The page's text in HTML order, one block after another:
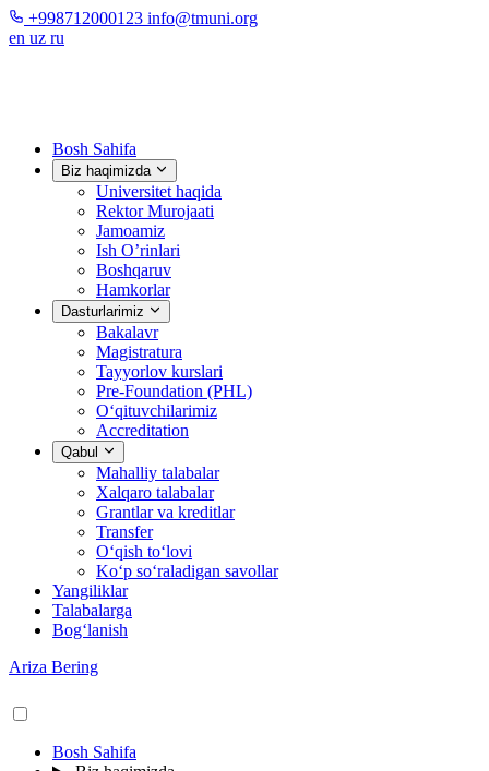
+998712000123 info@tmuni.org
en uz ru
Bosh Sahifa
Biz haqimizda
Universitet haqida
Rektor Murojaati
Jamoamiz
Ish O’rinlari
Boshqaruv
Hamkorlar
Dasturlarimiz
Bakalavr
Magistratura
Tayyorlov kurslari
Pre-Foundation (PHL)
O‘qituvchilarimiz
Accreditation
Qabul
Mahalliy talabalar
Xalqaro talabalar
Grantlar va kreditlar
Transfer
O‘qish to‘lovi
Ko‘p so‘raladigan savollar
Yangiliklar
Talabalarga
Bog‘lanish
Ariza Bering
Bosh Sahifa